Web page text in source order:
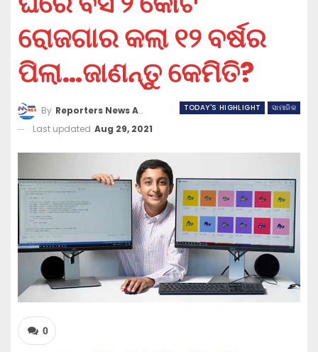
ରୋଜଗାର କଲା ୧୨ ବର୍ଷର
ପିଲା…ଜାଣନ୍ତୁ କେମିତି?
TODAY'S HIGHLIGHT ସାମାଜିକ
By Reporters News Agency
Last updated Aug 29, 2021
0